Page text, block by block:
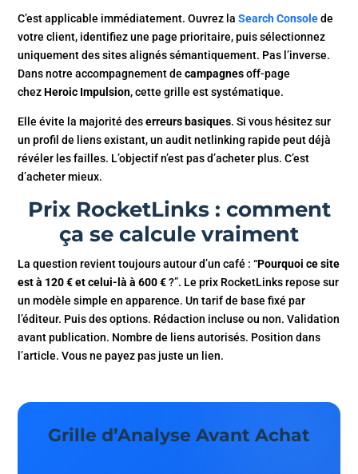
C’est applicable immédiatement. Ouvrez laSearch Consolede
votre client, identifiez une page prioritaire, puis sélectionnez
uniquement des sites alignés sémantiquement. Pas l’inverse.
Dans notre accompagnement decampagnesoff-page
chezHeroic Impulsion, cette grille est systématique.
Elle évite la majorité deserreurs basiques. Si vous hésitez sur
un profil de liens existant, un audit netlinking rapide peut déjà
révéler les failles. L’objectif n’est pas d’acheter plus. C’est
d’acheter mieux.
Prix RocketLinks : comment
ça se calcule vraiment
La question revient toujours autour d’un café : “Pourquoi ce site
est à 120 € et celui-là à 600 €?”. Le prix RocketLinks repose sur
un modèle simple en apparence. Un tarif de base fixé par
l’éditeur. Puis des options. Rédaction incluse ou non. Validation
avant publication. Nombre de liens autorisés. Position dans
l’article. Vous ne payez pas juste un lien.
Grille d’Analyse Avant Achat